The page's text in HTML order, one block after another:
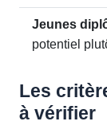
Jeunes
potentiel
Les
à vérifier